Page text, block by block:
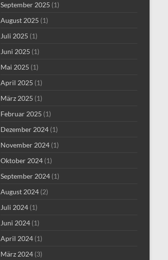
September 2025 (1)
August 2025 (1)
Juli 2025 (1)
Juni 2025 (1)
Mai 2025 (1)
April 2025 (1)
März 2025 (1)
Februar 2025 (1)
Dezember 2024 (1)
November 2024 (1)
Oktober 2024 (1)
September 2024 (1)
August 2024 (2)
Juli 2024 (1)
Juni 2024 (1)
April 2024 (1)
März 2024 (3)